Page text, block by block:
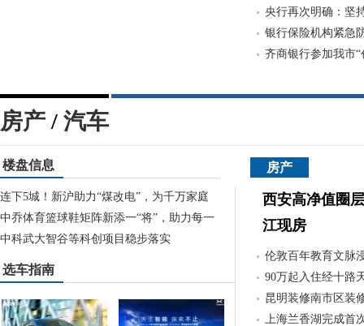
央行再次明确：坚
银行保险机构紧急
齐商银行参加我市
房产 / 汽车
楼盘信息
连下5城！新沪助力“煤改电”，为千万家庭
中乔体育篮球鞋矩阵新添一“将”，助力每一
中科武大智谷等科创项目稳步落实
选车指南
房产
西安高净值圈
江现房
伦敦百年教育文脉
90万起入住经十路
昆明装修南市区装
上海兰香湖完成首